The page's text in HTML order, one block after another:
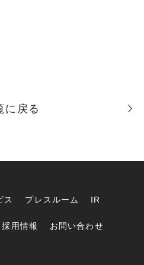
に戻る
ス プレスルーム IR
採用情報 お問い合わせ